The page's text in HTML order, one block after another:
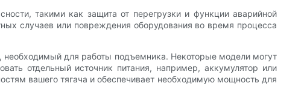
такими как защита от перегрузки и функции аварийной
случаев или повреждения оборудования во время процесса
необходимый для работы подъемника. Некоторые модели могут
отдельный источник питания, например, аккумулятор или
вашего тягача и обеспечивает необходимую мощность для